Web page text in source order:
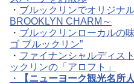
・ ブルックリンでオリジナ
BROOKLYN CHARM～
・ ブルックリンローカルの
ゴ ブルックリン”
・ ファイナンシャルディス
ックリンの「アロフト」
・
【ニューヨーク観光名所